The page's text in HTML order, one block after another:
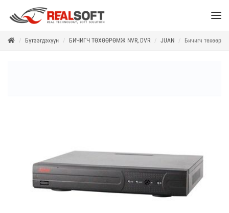
Бүтээгдэхүүн БИЧИГЧ ТӨХӨӨРӨМЖ NVR, DVR JUAN Бичигч